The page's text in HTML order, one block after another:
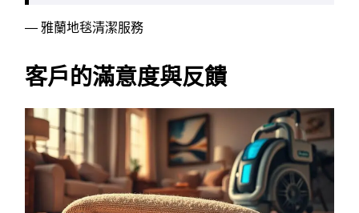
— 雅蘭地毯清潔服務
客戶的滿意度與反饋